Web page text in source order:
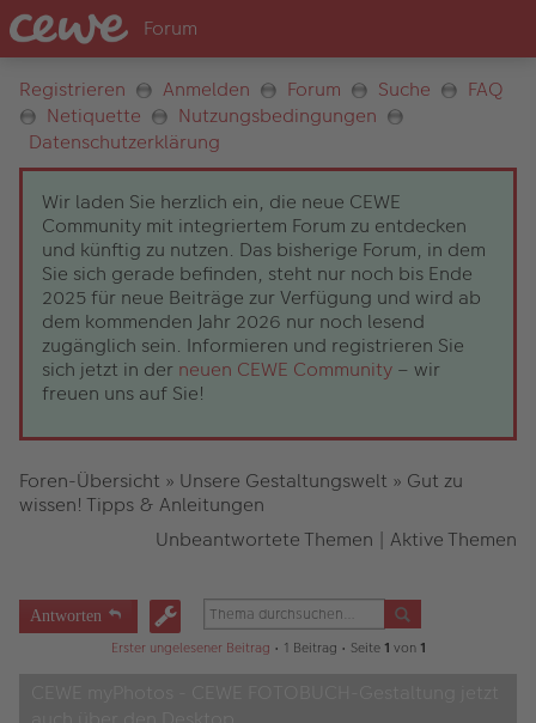
Registrieren Anmelden Forum Suche
FAQ
Netiquette
Nutzungsbedingungen
Datenschutzerklärung
Wir laden Sie herzlich ein, die neue CEWE
Community mit integriertem Forum zu entdecken
und künftig zu nutzen. Das bisherige Forum, in dem
Sie sich gerade befinden, steht nur noch bis Ende
2025 für neue Beiträge zur Verfügung und wird ab
dem kommenden Jahr 2026 nur noch lesend
zugänglich sein. Informieren und registrieren Sie
sich jetzt in der neuen CEWE Community – wir
freuen uns auf Sie!
Foren-Übersicht » Unsere Gestaltungswelt » Gut zu
wissen! Tipps & Anleitungen
Unbeantwortete Themen | Aktive Themen
Antworten
Erster ungelesener Beitrag • 1 Beitrag • Seite 1 von 1